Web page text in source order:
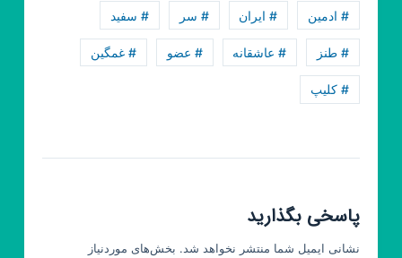
# ادمین # ایران # سر # سفید
# طنز # عاشقانه # عضو # غمگین
# کلیپ
پاسخی بگذارید
نشانی ایمیل شما منتشر نخواهد شد. بخش‌های موردنیاز